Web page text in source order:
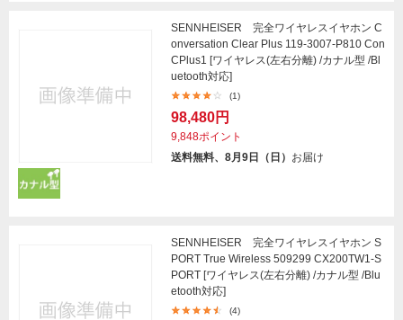
SENNHEISER 完全ワイヤレスイヤホン C
onversation Clear Plus 119-3007-P810 Con
CPlus1 [ワイヤレス(左右分離) /カナル型 /Bl
uetooth対応]
(1)
98,480円
9,848ポイント
送料無料、8月9日（日） お届け
SENNHEISER 完全ワイヤレスイヤホン S
PORT True Wireless 509299 CX200TW1-S
PORT [ワイヤレス(左右分離) /カナル型 /Blu
etooth対応]
(4)